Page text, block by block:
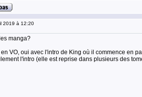
2019 à 12:20
manga?
VO, oui avec l'intro de King où il commence en
l'intro (elle est reprise dans plusieurs des